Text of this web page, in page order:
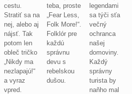
cestu.
Stratiť sa na
nej, alebo aj
nájsť. Tak
potom len
obleč tričko
„Nikdy ma
nezlapajú!“
a vyraz
vpred.
teba, proste
„Fear Less,
Folk More!“.
Folklór pre
každú
správnu
devu s
rebelskou
dušou.
legendami
sa týči sťa
večný
ochranca
našej
domoviny.
Každý
správny
turista by
naňho mal